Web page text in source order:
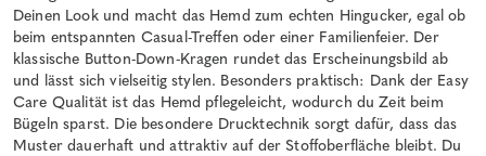
Deinen Look und macht das Hemd zum echten Hingucker, egal ob
beim entspannten Casual-Treffen oder einer Familienfeier. Der
klassische Button-Down-Kragen rundet das Erscheinungsbild ab
und lässt sich vielseitig stylen. Besonders praktisch: Dank der Easy
Care Qualität ist das Hemd pflegeleicht, wodurch du Zeit beim
Bügeln sparst. Die besondere Drucktechnik sorgt dafür, dass das
Muster dauerhaft und attraktiv auf der Stoffoberfläche bleibt. Du